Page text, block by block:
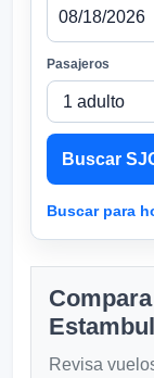
Pasajeros
Buscar
Buscar para
Estambul
Revisa